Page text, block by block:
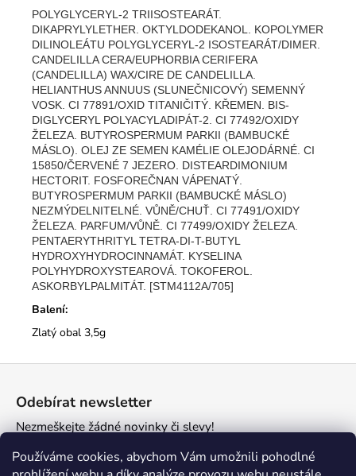
Používáme cookies, abychom Vám umožnili pohodlné
POLYGLYCERYL-2 TRIISOSTEARÁT.
DIKAPRYLYLETHER. OKTYLDODEKANOL. KOPOLYMER
DILINOLEÁTU POLYGLYCERYL-2 ISOSTEARÁT/DIMER.
CANDELILLA CERA/EUPHORBIA CERIFERA
(CANDELILLA) WAX/CIRE DE CANDELILLA.
HELIANTHUS ANNUUS (SLUNEČNICOVÝ) SEMENNÝ
VOSK. CI 77891/OXID TITANIČITÝ. KŘEMEN. BIS-
DIGLYCERYL POLYACYLADIPÁT-2. CI 77492/OXIDY
ŽELEZA. BUTYROSPERMUM PARKII (BAMBUCKÉ
MÁSLO). OLEJ ZE SEMEN KAMÉLIE OLEJODÁRNÉ. CI
15850/ČERVENÉ 7 JEZERO. DISTEARDIMONIUM
HECTORIT. FOSFOREČNAN VÁPENATÝ.
BUTYROSPERMUM PARKII (BAMBUCKÉ MÁSLO)
NEZMÝDELNITELNÉ. VŮNĚ/CHUŤ. CI 77491/OXIDY
ŽELEZA. PARFUM/VŮNĚ. CI 77499/OXIDY ŽELEZA.
PENTAERYTHRITYL TETRA-DI-T-BUTYL
HYDROXYHYDROCINNAMÁT. KYSELINA
POLYHYDROXYSTEAROVÁ. TOKOFEROL.
ASKORBYLPALMITÁT. [STM4112A/705]
Balení:
Zlatý obal 3,5g
a
Odebírat newsletter
Nezmeškejte žádné novinky či slevy!
E-mail